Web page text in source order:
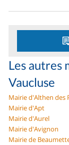
Les autres
Vaucluse
Mairie d'Althen des
Mairie d'Apt
Mairie d'Aurel
Mairie d'Avignon
Mairie de